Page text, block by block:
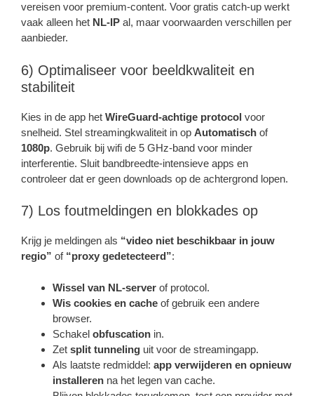
vereisen voor premium-content. Voor gratis catch-up werkt
vaak alleen het NL-IP al, maar voorwaarden verschillen per
aanbieder.
6) Optimaliseer voor beeldkwaliteit en
stabiliteit
Kies in de app het WireGuard-achtige protocol voor
snelheid. Stel streamingkwaliteit in op Automatisch of
1080p. Gebruik bij wifi de 5 GHz-band voor minder
interferentie. Sluit bandbreedte-intensieve apps en
controleer dat er geen downloads op de achtergrond lopen.
7) Los foutmeldingen en blokkades op
Krijg je meldingen als “video niet beschikbaar in jouw
regio” of “proxy gedetecteerd”:
Wissel van NL-server of protocol.
Wis cookies en cache of gebruik een andere
browser.
Schakel obfuscation in.
Zet split tunneling uit voor de streamingapp.
Als laatste redmiddel: app verwijderen en opnieuw
installeren na het legen van cache.